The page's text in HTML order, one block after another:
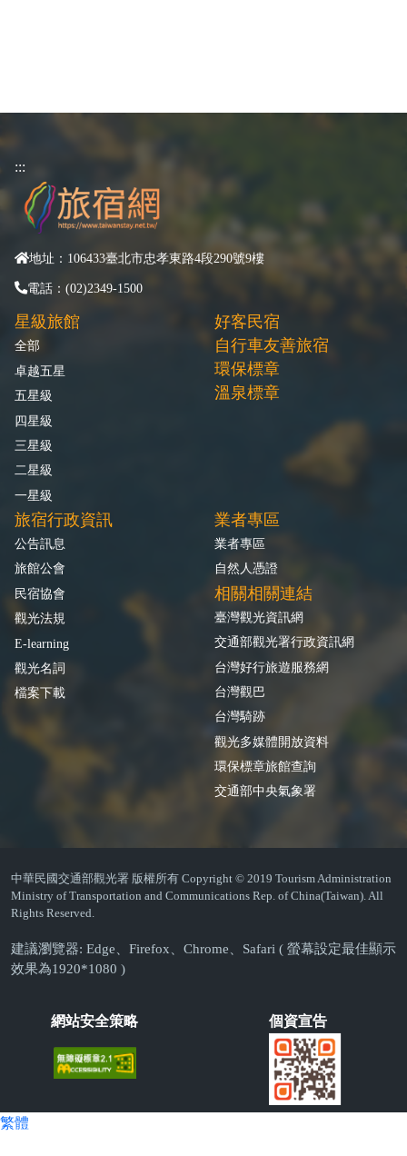
:::
地址：106433臺北市忠孝東路4段290號9樓
電話：(02)2349-1500
星級旅館
全部
卓越五星
五星級
四星級
三星級
二星級
一星級
好客民宿
自行車友善旅宿
環保標章
溫泉標章
旅宿行政資訊
公告訊息
旅館公會
民宿協會
觀光法規
E-learning
觀光名詞
檔案下載
業者專區
業者專區
自然人憑證
相關相關連結
臺灣觀光資訊網
交通部觀光署行政資訊網
台灣好行旅遊服務網
台灣觀巴
台灣騎跡
觀光多媒體開放資料
環保標章旅館查詢
交通部中央氣象署
中華民國交通部觀光署 版權所有 Copyright © 2019 Tourism Administration
Ministry of Transportation and Communications Rep. of China(Taiwan). All
Rights Reserved.
建議瀏覽器: Edge、Firefox、Chrome、Safari ( 螢幕設定最佳顯示
效果為1920*1080 )
網站安全策略 個資宣告
繁體